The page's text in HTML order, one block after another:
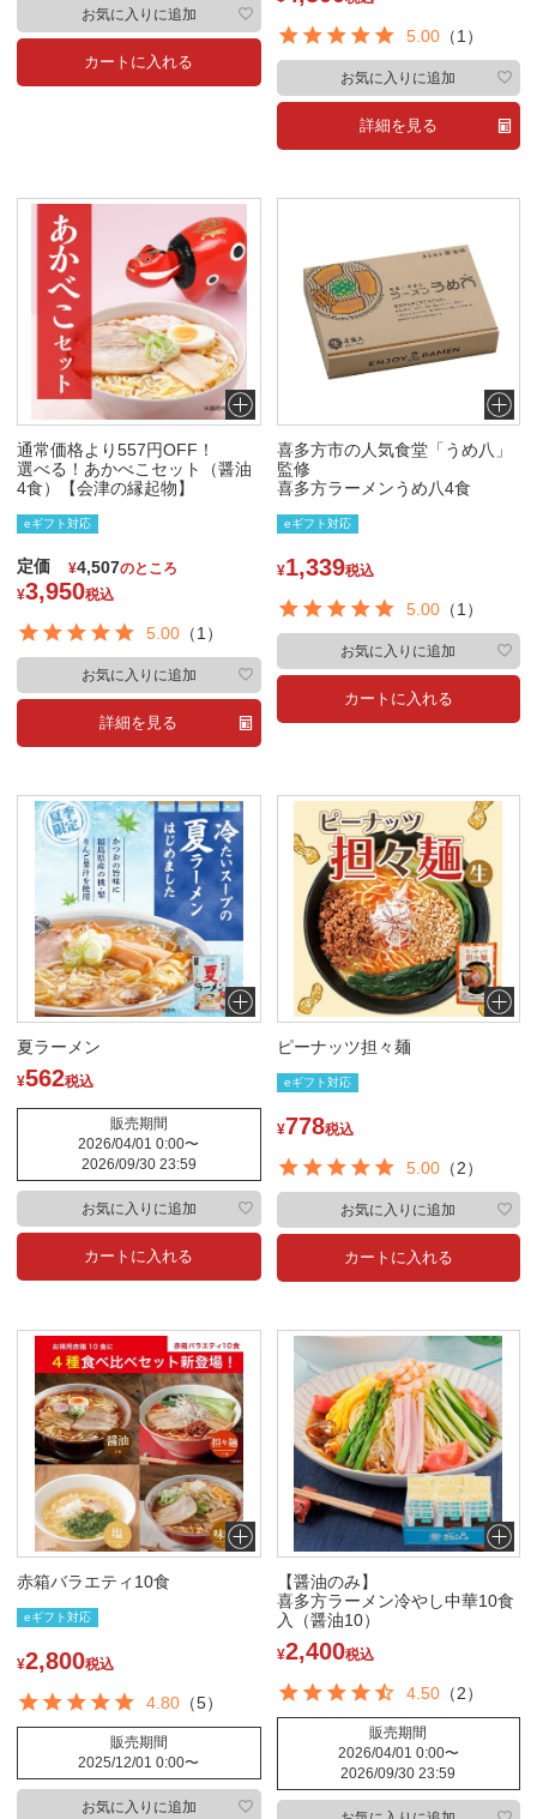
カートに入れる
お気に入りに追加
5.00（1）
詳細を見る
お気に入りに追加
通常価格より557円OFF！
選べる！あかべこセット（醤油
4食）【会津の縁起物】
eギフト対応
定価 ¥4,507のところ
¥3,950税込
5.00 （1）
詳細を見る
お気に入りに追加
喜多方市の人気食堂「うめ八」
監修
喜多方ラーメンうめ八4食
eギフト対応
¥1,339税込
5.00（1）
カートに入れる
お気に入りに追加
夏ラーメン
¥562税込
販売期間
2026/04/01 0:00〜
2026/09/30 23:59
カートに入れる
お気に入りに追加
ピーナッツ担々麺
eギフト対応
¥778税込
5.00（2）
カートに入れる
お気に入りに追加
赤箱バラエティ10食
eギフト対応
¥2,800税込
4.80 （5）
販売期間
2025/12/01 0:00〜
お気に入りに追加
【醤油のみ】
喜多方ラーメン冷やし中華10食
入（醤油10）
¥2,400税込
4.50（2）
販売期間
2026/04/01 0:00〜
2026/09/30 23:59